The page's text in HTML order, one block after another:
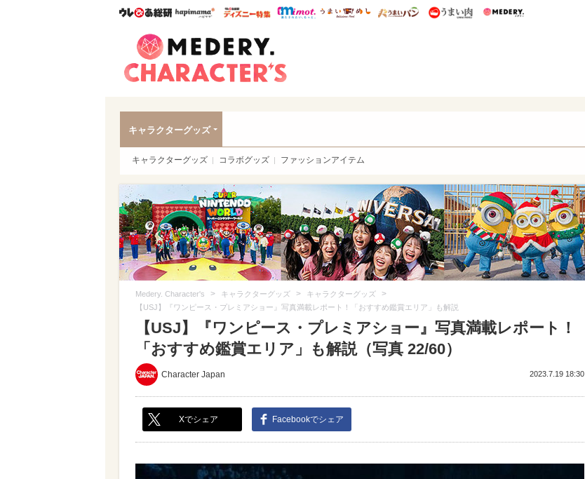
ウレぴあ総研ハピママ* ウレぴあ総研 ディズニー特集
mimot. うまいめし うまいパン うまい肉
キャラクターグッズ
キャラクターグッズ コラボグッズ ファッションアイテム
Medery. Character's > キャラクターグッズ > キャラクターグッズ >
【USJ】『ワンピース・プレミアショー』写真満載レポート！「おすすめ鑑賞エリア」も解説
【USJ】『ワンピース・プレミアショー』写真満載レポート！
「おすすめ鑑賞エリア」も解説（写真 22/60）
Character Japan 2023.7.19 18:30
Xでシェア Facebookでシェア